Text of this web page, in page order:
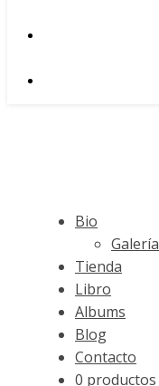
Bio
Galería
Tienda
Libro
Albums
Blog
Contacto
0 productos